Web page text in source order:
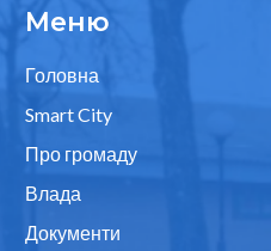
Меню
Головна
Smart City
Про громаду
Влада
Документи